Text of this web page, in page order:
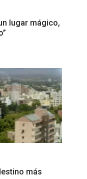
lugar mágico,
más